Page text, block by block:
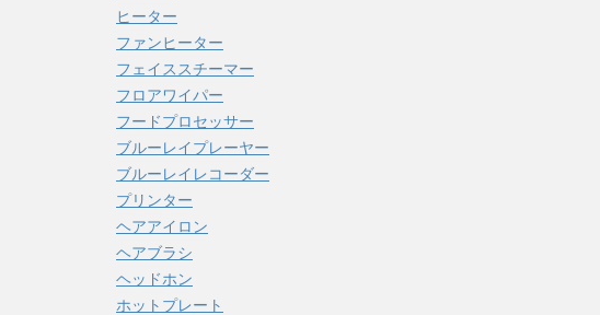
ヒーター
ファンヒーター
フェイススチーマー
フロアワイパー
フードプロセッサー
ブルーレイプレーヤー
ブルーレイレコーダー
プリンター
ヘアアイロン
ヘアブラシ
ヘッドホン
ホットプレート